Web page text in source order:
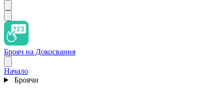
Брояч на Докосвания
Начало
Броячи